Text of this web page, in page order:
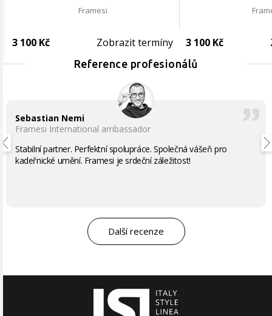
Framesi
3 100 Kč Zobrazit termíny 3 100 Kč
Reference profesionálů
Sebastian Nemi
Framesi International ambassador
Stabilní partner. Perfektní spolupráce. Společná vášeň pro
kadeřnické umění. Framesi je srdeční záležitost!
Další recenze